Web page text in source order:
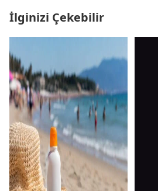
İlginizi Çekebilir